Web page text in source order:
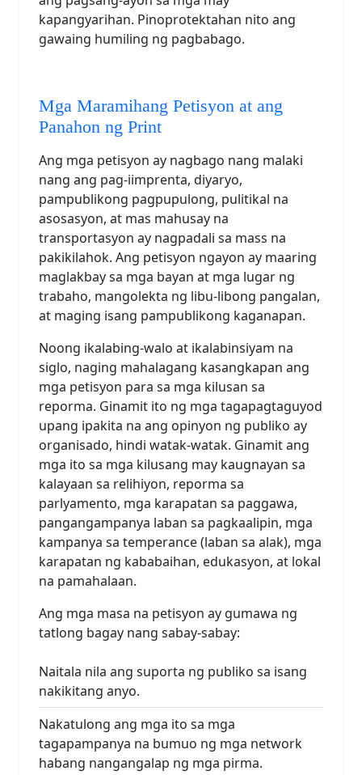
kapangyarihan. Pinoprotektahan nito ang
gawaing humiling ng pagbabago.
Mga Maramihang Petisyon at ang
Panahon ng Print
Ang mga petisyon ay nagbago nang malaki
nang ang pag-iimprenta, diyaryo,
pampublikong pagpupulong, pulitikal na
asosasyon, at mas mahusay na
transportasyon ay nagpadali sa mass na
pakikilahok. Ang petisyon ngayon ay maaring
maglakbay sa mga bayan at mga lugar ng
trabaho, mangolekta ng libu-libong pangalan,
at maging isang pampublikong kaganapan.
Noong ikalabing-walo at ikalabinsiyam na
siglo, naging mahalagang kasangkapan ang
mga petisyon para sa mga kilusan sa
reporma. Ginamit ito ng mga tagapagtaguyod
upang ipakita na ang opinyon ng publiko ay
organisado, hindi watak-watak. Ginamit ang
mga ito sa mga kilusang may kaugnayan sa
kalayaan sa relihiyon, reporma sa
parlyamento, mga karapatan sa paggawa,
pangangampanya laban sa pagkaalipin, mga
kampanya sa temperance (laban sa alak), mga
karapatan ng kababaihan, edukasyon, at lokal
na pamahalaan.
Ang mga masa na petisyon ay gumawa ng
tatlong bagay nang sabay-sabay:
Naitala nila ang suporta ng publiko sa isang
nakikitang anyo.
Nakatulong ang mga ito sa mga
tagapampanya na bumuo ng mga network
habang nangangalap ng mga pirma.